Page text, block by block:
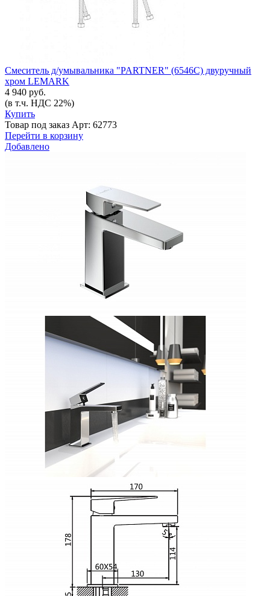
Смеситель д/умывальника "PARTNER" (6546С) двуручный
хром LEMARK
4 940 руб.
(в т.ч. НДС 22%)
Купить
Товар под заказ Арт: 62773
Перейти в корзину
Добавлено